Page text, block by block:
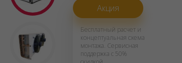
Акция
Бесплатный расчет и
концептуальная схема
монтажa. Сервисная
поддержка с 50%